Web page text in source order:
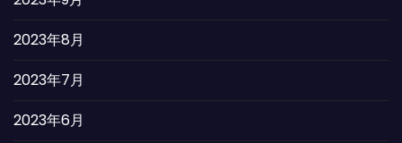
2023年8月
2023年7月
2023年6月